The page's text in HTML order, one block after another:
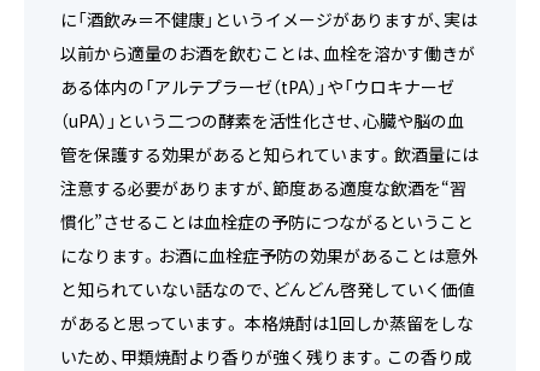
に「酒飲み＝不健康」というイメージがありますが、実は
以前から適量のお酒を飲むことは、血栓を溶かす働きが
ある体内の「アルテプラーゼ（tPA）」や「ウロキナーゼ
（uPA）」という二つの酵素を活性化させ、心臓や脳の血
管を保護する効果があると知られています。飲酒量には
注意する必要がありますが、節度ある適度な飲酒を“習
慣化”させることは血栓症の予防につながるということ
になります。お酒に血栓症予防の効果があることは意外
と知られていない話なので、どんどん啓発していく価値
があると思っています。 本格焼酎は1回しか蒸留をしな
いため、甲類焼酎より香りが強く残ります。この香り成